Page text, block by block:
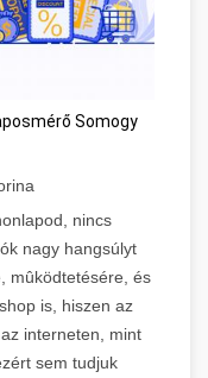
Somogy
nincs
nagy hangsúlyt
mûködtetésére, és
is, hiszen az
interneten, mint
sem tudjuk